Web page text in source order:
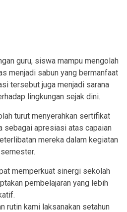
guru, siswa mampu mengolah
menjadi sabun yang bermanfaat
tersebut juga menjadi sarana
lingkungan sejak dini.
turut menyerahkan sertifikat
sebagai apresiasi atas capaian
mereka dalam kegiatan
memperkuat sinergi sekolah
pembelajaran yang lebih
rutin kami laksanakan setahun